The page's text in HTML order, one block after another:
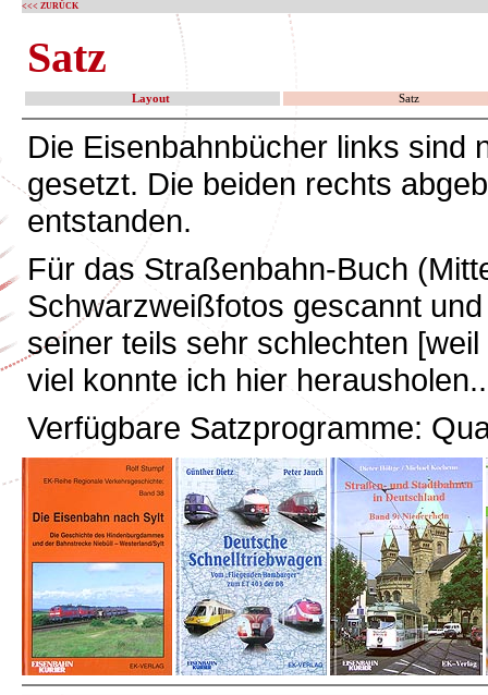
<<< ZURÜCK
Satz
Layout Satz
Die Eisenbahnbücher links sind
gesetzt. Die beiden rechts
entstanden.
Für das Straßenbahn-Buch
Schwarzweißfotos gescannt
seiner teils sehr schlechten
viel konnte ich hier
Verfügbare Satzprogramme: